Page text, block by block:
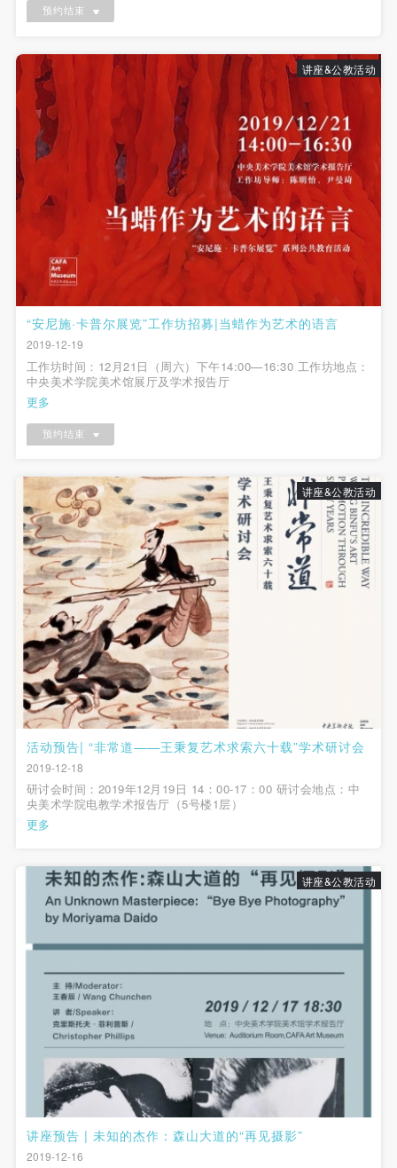
预约结束
讲座&公教活动
“安尼施·卡普尔展览”工作坊招募|当蜡作为艺术的语言
2019-12-19
工作坊时间：12月21日（周六）下午14:00—16:30 工作坊地点：
中央美术学院美术馆展厅及学术报告厅
更多
预约结束
讲座&公教活动
活动预告| “非常道——王秉复艺术求索六十载”学术研讨会
2019-12-18
研讨会时间：2019年12月19日 14：00-17：00 研讨会地点：中
央美术学院电教学术报告厅（5号楼1层）
更多
讲座&公教活动
讲座预告 | 未知的杰作：森山大道的“再见摄影”
2019-12-16
验证码
登录
可使用雅昌艺术网会员账户登录
附则
本协议的补充协议，并不得违反相关法律法规规定。
（2）、本协议自甲乙双方签字（盖章）、勾选之日
起生效。
（3）、本协议包括纸质档和电子档，纸质档—式二
份，甲乙双方各执一份，均具有同等法律效力。
活动参与者意味着接受并承担本协议的全部义务，未
同意者意味着放弃参加此次活动的权利。凡参加这次
活动前，必须事先与自己的家属沟通，取得家属同
意，同时知晓并同意本免责声明。参加者签名/勾选
后，视作其家属也已知晓并同意。
我已认真阅读上述条款，并且同意。
附则
本协议的补充协议，并不得违反相关法律法规规定。
（2）、本协议自甲乙双方签字（盖章）、勾选之日
起生效。
（3）、本协议包括纸质档和电子档，纸质档—式二
份，甲乙双方各执一份，均具有同等法律效力。
活动参与者意味着接受并承担本协议的全部义务，未
同意者意味着放弃参加此次活动的权利。凡参加这次
活动前，必须事先与自己的家属沟通，取得家属同
意，同时知晓并同意本免责声明。参加者签名/勾选
后，视作其家属也已知晓并同意。
我已认真阅读上述条款，并且同意。
附则
本协议的补充协议，并不得违反相关法律法规规定。
（2）、本协议自甲乙双方签字（盖章）、勾选之日
起生效。
（3）、本协议包括纸质档和电子档，纸质档—式二
份，甲乙双方各执一份，均具有同等法律效力。
活动参与者意味着接受并承担本协议的全部义务，未
同意者意味着放弃参加此次活动的权利。凡参加这次
活动前，必须事先与自己的家属沟通，取得家属同
意，同时知晓并同意本免责声明。参加者签名/勾选
后，视作其家属也已知晓并同意。
我已认真阅读上述条款，并且同意。